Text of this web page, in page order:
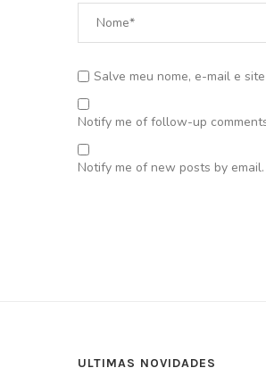
Salve meu nome, e-mail e
Notify me of follow-up
Notify me of new posts by email.
ULTIMAS NOVIDADES